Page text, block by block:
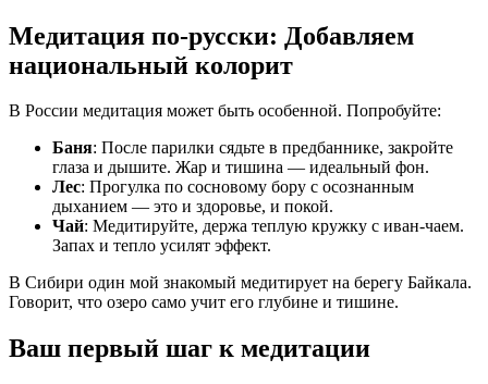
Медитация по-русски: Добавляем
национальный колорит
В России медитация может быть особенной. Попробуйте:
Баня: После парилки сядьте в предбаннике, закройте
глаза и дышите. Жар и тишина — идеальный фон.
Лес: Прогулка по сосновому бору с осознанным
дыханием — это и здоровье, и покой.
Чай: Медитируйте, держа теплую кружку с иван-чаем.
Запах и тепло усилят эффект.
В Сибири один мой знакомый медитирует на берегу Байкала.
Говорит, что озеро само учит его глубине и тишине.
Ваш первый шаг к медитации